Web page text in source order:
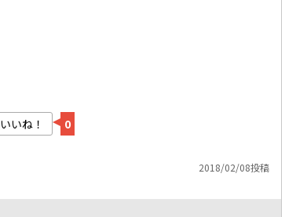
いいね！ 0
2018/02/08投稿